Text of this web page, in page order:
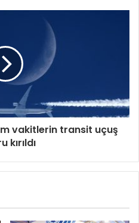
vakitlerin transit uçuş
kırıldı